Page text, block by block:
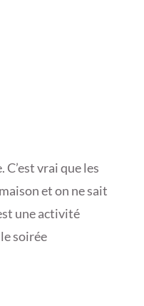
C’est vrai que les
et on ne sait
une activité
soirée